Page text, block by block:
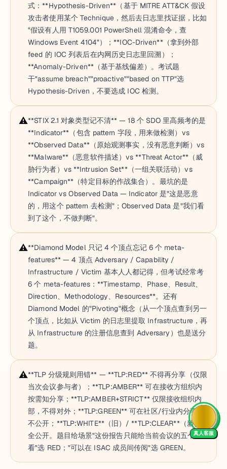
式：**Hypothesis-Driven**（基于 MITRE ATT&CK 假设
攻击者使用某个 Technique，然后去日志里找证据，比如
"假设有人用 T1059.001 PowerShell 混淆命令，查
Windows Event 4104"）；**IOC-Driven**（拿到外部
feed 的 IOC 列表后在内网历史日志里回溯）；
**Anomaly-Driven**（基于基线偏差）。考试题
干"assume breach""proactive""based on TTP"选
Hypothesis-Driven，不要选成 IOC 检测。
⚠️**STIX 2.1 对象类型记不清** — 18 个 SDO 里高频考的是
**Indicator**（包含 pattern 字段，用来做检测）vs
**Observed Data**（原始观测事实，没有恶意判断）vs
**Malware**（恶意软件描述）vs **Threat Actor**（威
胁行为者）vs **Intrusion Set**（一组关联活动）vs
**Campaign**（特定目标的作战集合）。最坑的是
Indicator vs Observed Data — Indicator 是"这是恶意
的，用这个 pattern 去检测"；Observed Data 是"我们看
到了这个，不做判断"。
⚠️**Diamond Model 只记 4 个顶点忘记 6 个 meta-
features** — 4 顶点 Adversary / Capability /
Infrastructure / Victim 基本人人都记得，但考试经常考
6 个 meta-features：**Timestamp、Phase、Result、
Direction、Methodology、Resources**。还有
Diamond Model 的"Pivoting"概念（从一个顶点查到另一
个顶点，比如从 Victim 的日志里提取 Infrastructure，再
从 Infrastructure 的注册信息查到 Adversary）也是送分
题。
⚠️**TLP 分级规则用错** — **TLP:RED** 不得再分享（仅限
当次会议参与者）；**TLP:AMBER** 可在接收方组织内
按需知分享；**TLP:AMBER+STRICT** 仅限接收组织内
部，不得对外；**TLP:GREEN** 可在社区/行业内分享但
不公开；**TLP:WHITE**（旧）/ **TLP:CLEAR**（新）完
全公开。题目给场景"这份报告只能给当前会议的五个人
看"选 RED；"可以在 ISAC 成员间传阅"选 GREEN。
真人客服